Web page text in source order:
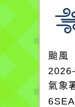
颱風
氣象